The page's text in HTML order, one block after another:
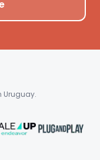
Uruguay.